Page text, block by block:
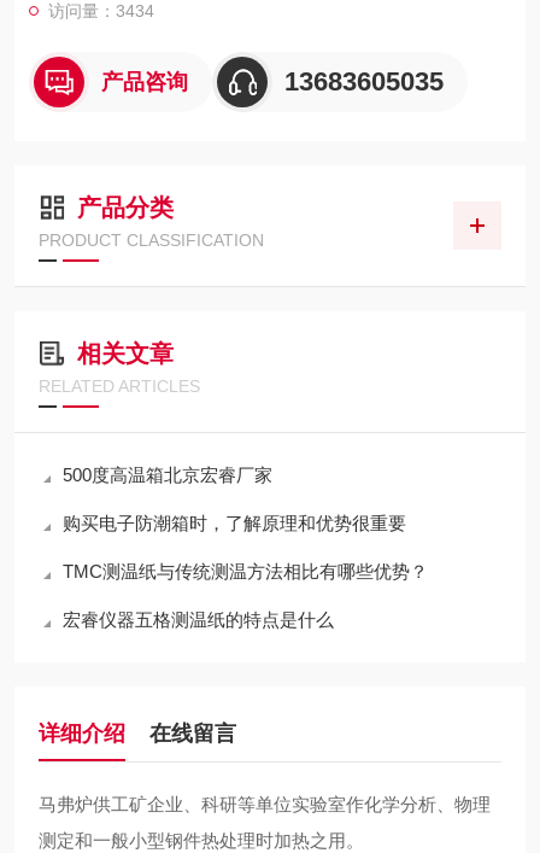
访问量：3434
产品咨询 13683605035
产品分类
PRODUCT CLASSIFICATION
相关文章
RELATED ARTICLES
500度高温箱北京宏睿厂家
购买电子防潮箱时，了解原理和优势很重要
TMC测温纸与传统测温方法相比有哪些优势？
宏睿仪器五格测温纸的特点是什么
详细介绍 在线留言
马弗炉供工矿企业、科研等单位实验室作化学分析、物理
测定和一般小型钢件热处理时加热之用。